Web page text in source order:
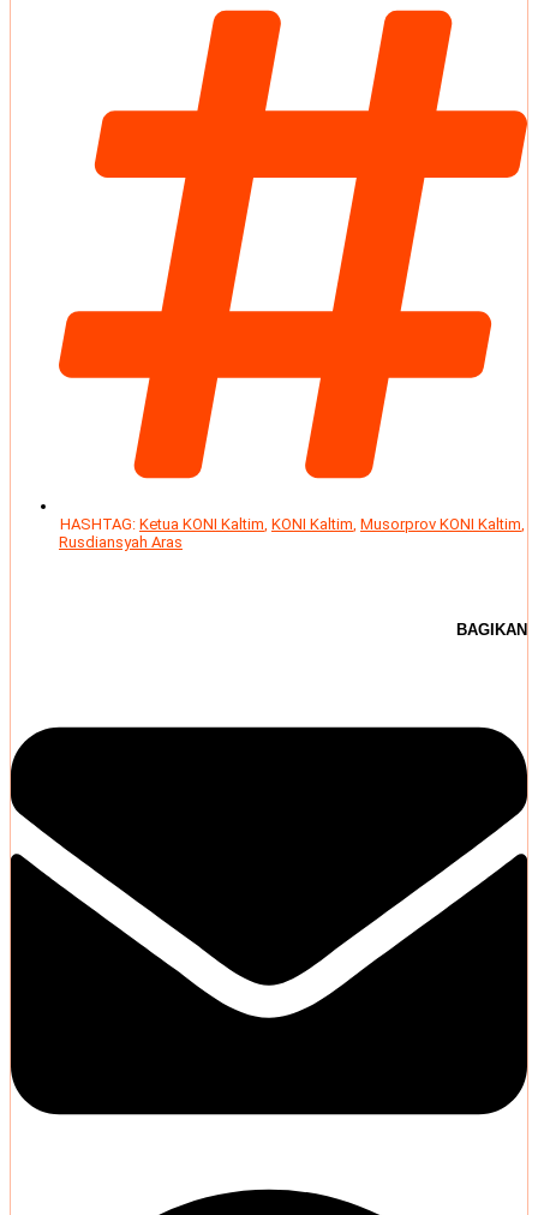
HASHTAG: Ketua KONI Kaltim, KONI Kaltim, Musorprov KONI Kaltim,
Rusdiansyah Aras
BAGIKAN